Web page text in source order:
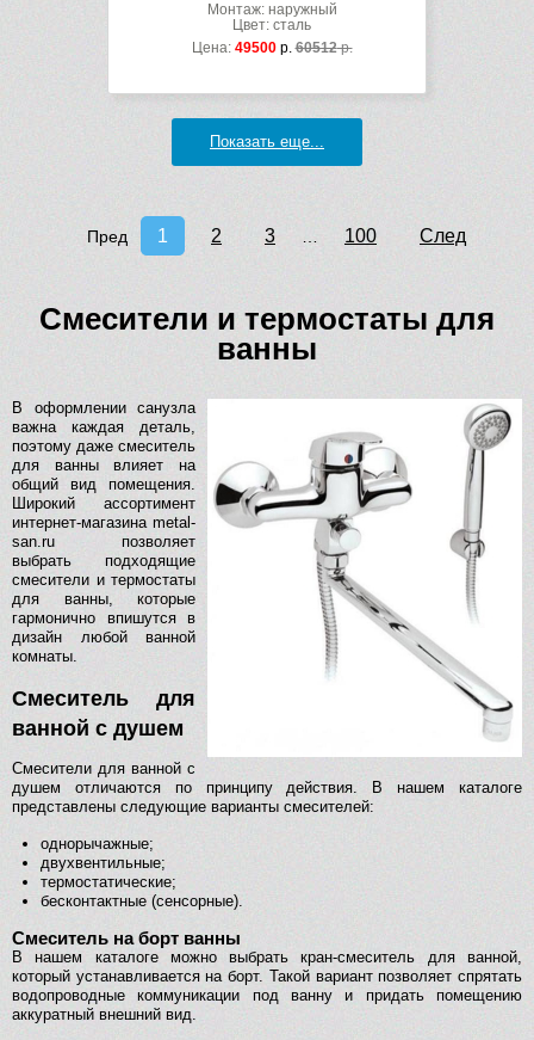
Монтаж: наружный
Цвет: сталь
Цена: 49500р.60512р.
Показать еще...
Пред 1 2 3 … 100 След
Смесители и термостаты для
ванны
В оформлении санузла
важна каждая деталь,
поэтому даже смеситель
для ванны влияет на
общий вид помещения.
Широкий ассортимент
интернет-магазина metal-
san.ru позволяет
выбрать подходящие
смесители и термостаты
для ванны, которые
гармонично впишутся в
дизайн любой ванной
комнаты.
Смеситель для
ванной с душем
Смесители для ванной с
душем отличаются по принципу действия. В нашем каталоге
представлены следующие варианты смесителей:
однорычажные;
двухвентильные;
термостатические;
бесконтактные (сенсорные).
Смеситель на борт ванны
В нашем каталоге можно выбрать кран-смеситель для ванной,
который устанавливается на борт. Такой вариант позволяет спрятать
водопроводные коммуникации под ванну и придать помещению
аккуратный внешний вид.